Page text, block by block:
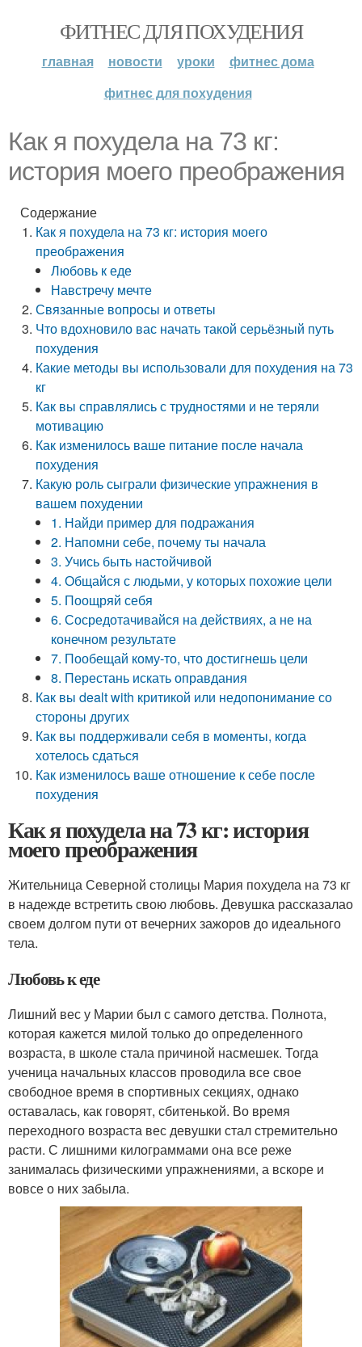
ФИТНЕС ДЛЯ ПОХУДЕНИЯ
главная новости уроки
фитнес дома
фитнес для похудения
Как я похудела на 73 кг:
история моего преображения
Содержание
Как я похудела на 73 кг: история моего
преображения
Любовь к еде
Навстречу мечте
Связанные вопросы и ответы
Что вдохновило вас начать такой серьёзный путь
похудения
Какие методы вы использовали для похудения на 73
кг
Как вы справлялись с трудностями и не теряли
мотивацию
Как изменилось ваше питание после начала
похудения
Какую роль сыграли физические упражнения в
вашем похудении
1. Найди пример для подражания
2. Напомни себе, почему ты начала
3. Учись быть настойчивой
4. Общайся с людьми, у которых похожие цели
5. Поощряй себя
6. Сосредотачивайся на действиях, а не на
конечном результате
7. Пообещай кому-то, что достигнешь цели
8. Перестань искать оправдания
Как вы dealt with критикой или недопонимание со
стороны других
Как вы поддерживали себя в моменты, когда
хотелось сдаться
Как изменилось ваше отношение к себе после
похудения
Как я похудела на 73 кг: история
моего преображения
Жительница Северной столицы Мария похудела на 73 кг
в надежде встретить свою любовь. Девушка рассказалао
своем долгом пути от вечерних зажоров до идеального
тела.
Любовь к еде
Лишний вес у Марии был с самого детства. Полнота,
которая кажется милой только до определенного
возраста, в школе стала причиной насмешек. Тогда
ученица начальных классов проводила все свое
свободное время в спортивных секциях, однако
оставалась, как говорят, сбитенькой. Во время
переходного возраста вес девушки стал стремительно
расти. С лишними килограммами она все реже
занималась физическими упражнениями, а вскоре и
вовсе о них забыла.